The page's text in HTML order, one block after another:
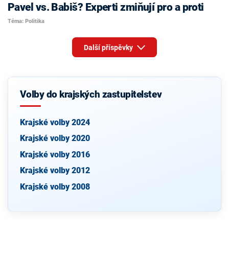
Pavel vs. Babiš? Experti zmiňují pro a proti
Téma: Politika
Další příspěvky
Volby do krajských zastupitelstev
Krajské volby 2024
Krajské volby 2020
Krajské volby 2016
Krajské volby 2012
Krajské volby 2008